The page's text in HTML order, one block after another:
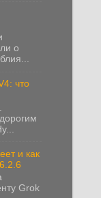
о
что
и как
Grok